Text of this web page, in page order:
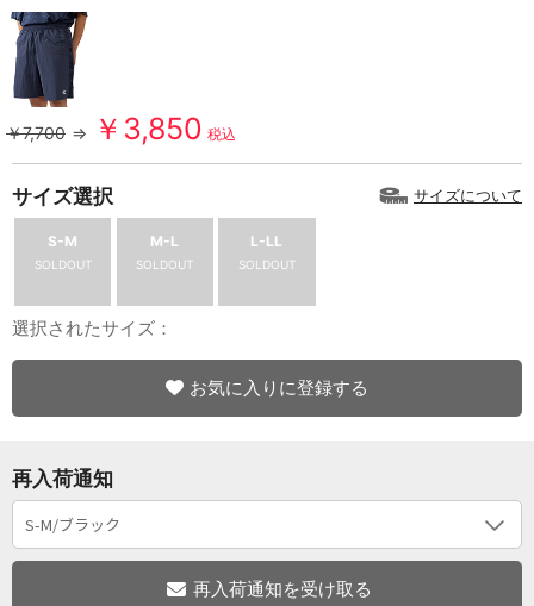
￥7,700 ⇒ ￥3,850 税込
サイズ選択 サイズについて
S-M
SOLDOUT
M-L
SOLDOUT
L-LL
SOLDOUT
選択されたサイズ：
お気に入りに登録する
再入荷通知